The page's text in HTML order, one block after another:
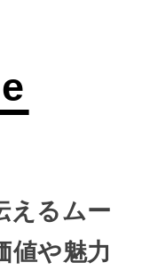
えるムー
値や魅力